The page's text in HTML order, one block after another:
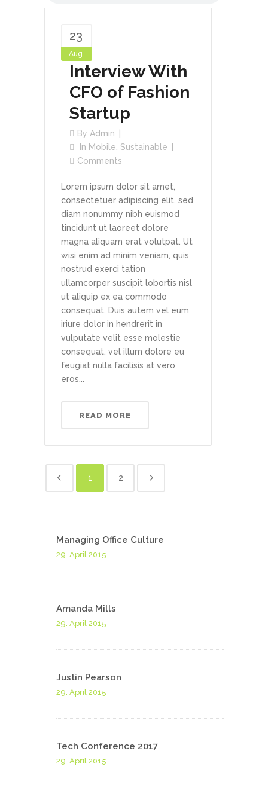
23
Aug.
Interview With
CFO of Fashion
Startup
By Admin
In Mobile Sustainable
Comments
Lorem ipsum dolor sit amet,
consectetuer adipiscing elit, sed
diam nonummy nibh euismod
tincidunt ut laoreet dolore
magna aliquam erat volutpat. Ut
wisi enim ad minim veniam, quis
nostrud exerci tation
ullamcorper suscipit lobortis nisl
ut aliquip ex ea commodo
consequat. Duis autem vel eum
iriure dolor in hendrerit in
vulputate velit esse molestie
consequat, vel illum dolore eu
feugiat nulla facilisis at vero
eros...
READ MORE
1 2
Managing Office Culture
29. April 2015
Amanda Mills
29. April 2015
Justin Pearson
29. April 2015
Tech Conference 2017
29. April 2015